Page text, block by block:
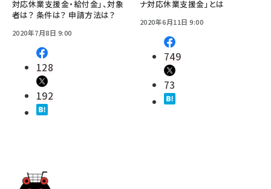
対応休業支援金・給付金」、対象
者は？ 条件は？ 申請方法は？
2020年7月8日 9:00
128
192
ナ対応休業支援金」とは
2020年6月11日 9:00
749
73